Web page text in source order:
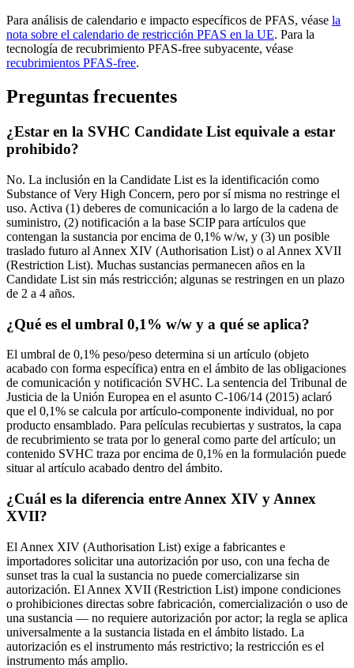
Para análisis de calendario e impacto específicos de PFAS, véase la
nota sobre el calendario de restricción PFAS en la UE. Para la
tecnología de recubrimiento PFAS-free subyacente, véase
recubrimientos PFAS-free.
Preguntas frecuentes
¿Estar en la SVHC Candidate List equivale a estar
prohibido?
No. La inclusión en la Candidate List es la identificación como
Substance of Very High Concern, pero por sí misma no restringe el
uso. Activa (1) deberes de comunicación a lo largo de la cadena de
suministro, (2) notificación a la base SCIP para artículos que
contengan la sustancia por encima de 0,1% w/w, y (3) un posible
traslado futuro al Annex XIV (Authorisation List) o al Annex XVII
(Restriction List). Muchas sustancias permanecen años en la
Candidate List sin más restricción; algunas se restringen en un plazo
de 2 a 4 años.
¿Qué es el umbral 0,1% w/w y a qué se aplica?
El umbral de 0,1% peso/peso determina si un artículo (objeto
acabado con forma específica) entra en el ámbito de las obligaciones
de comunicación y notificación SVHC. La sentencia del Tribunal de
Justicia de la Unión Europea en el asunto C-106/14 (2015) aclaró
que el 0,1% se calcula por artículo-componente individual, no por
producto ensamblado. Para películas recubiertas y sustratos, la capa
de recubrimiento se trata por lo general como parte del artículo; un
contenido SVHC traza por encima de 0,1% en la formulación puede
situar al artículo acabado dentro del ámbito.
¿Cuál es la diferencia entre Annex XIV y Annex
XVII?
El Annex XIV (Authorisation List) exige a fabricantes e
importadores solicitar una autorización por uso, con una fecha de
sunset tras la cual la sustancia no puede comercializarse sin
autorización. El Annex XVII (Restriction List) impone condiciones
o prohibiciones directas sobre fabricación, comercialización o uso de
una sustancia — no requiere autorización por actor; la regla se aplica
universalmente a la sustancia listada en el ámbito listado. La
autorización es el instrumento más restrictivo; la restricción es el
instrumento más amplio.